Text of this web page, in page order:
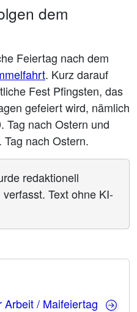
dem
Feiertag nach dem
. Kurz darauf
Fest Pfingsten, das
gefeiert wird, nämlich
Tag nach Ostern und
Tag nach Ostern.
redaktionell
Text ohne KI-
Arbeit / Maifeiertag